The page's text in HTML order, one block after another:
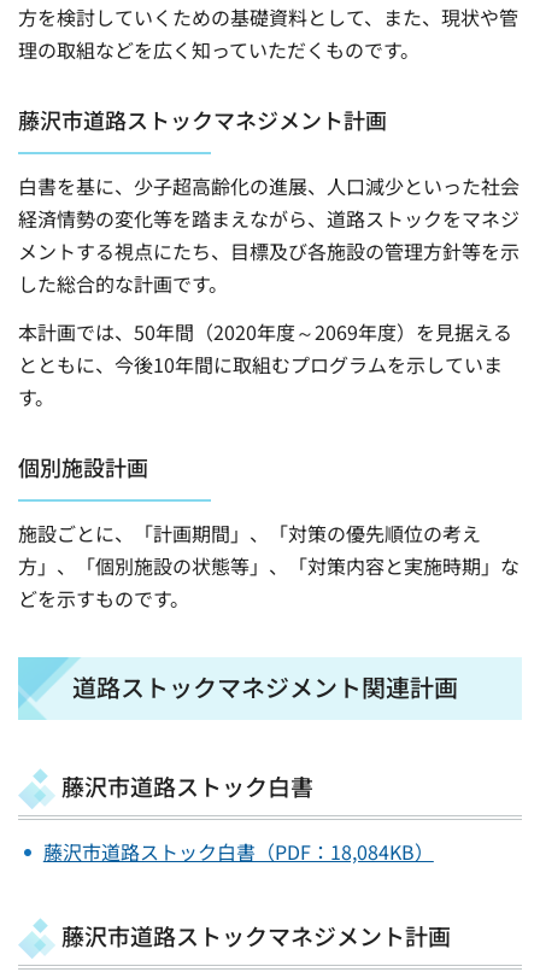
方を検討していくための基礎資料として、また、現状や管
理の取組などを広く知っていただくものです。
藤沢市道路ストックマネジメント計画
白書を基に、少子超高齢化の進展、人口減少といった社会
経済情勢の変化等を踏まえながら、道路ストックをマネジ
メントする視点にたち、目標及び各施設の管理方針等を示
した総合的な計画です。
本計画では、50年間（2020年度～2069年度）を見据える
とともに、今後10年間に取組むプログラムを示していま
す。
個別施設計画
施設ごとに、「計画期間」、「対策の優先順位の考え
方」、「個別施設の状態等」、「対策内容と実施時期」な
どを示すものです。
道路ストックマネジメント関連計画
藤沢市道路ストック白書
藤沢市道路ストック白書（PDF：18,084KB）
藤沢市道路ストックマネジメント計画